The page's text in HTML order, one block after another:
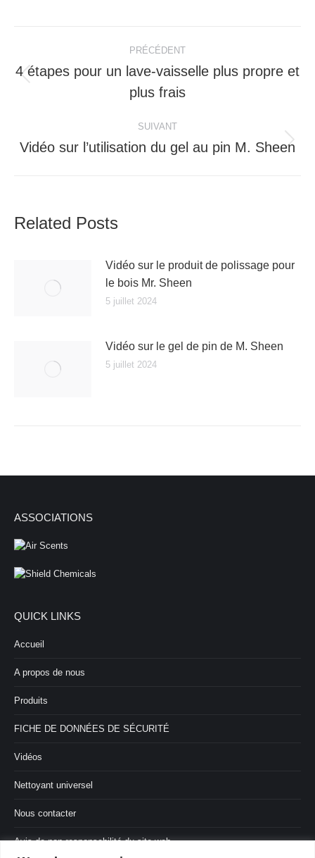
PRÉCÉDENT
4 étapes pour un lave-vaisselle plus propre et
plus frais
SUIVANT
Vidéo sur l’utilisation du gel au pin M. Sheen
Related Posts
Vidéo sur le produit de polissage pour
le bois Mr. Sheen
5 juillet 2024
Vidéo sur le gel de pin de M. Sheen
5 juillet 2024
ASSOCIATIONS
QUICK LINKS
Accueil
A propos de nous
Produits
FICHE DE DONNÉES DE SÉCURITÉ
Vidéos
Nettoyant universel
Nous contacter
Avis de non-responsabilité du site web